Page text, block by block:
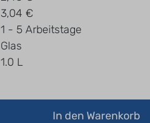
3,04 €
1 - 5 Arbeitstage
Glas
1.0 L
In den Warenkorb